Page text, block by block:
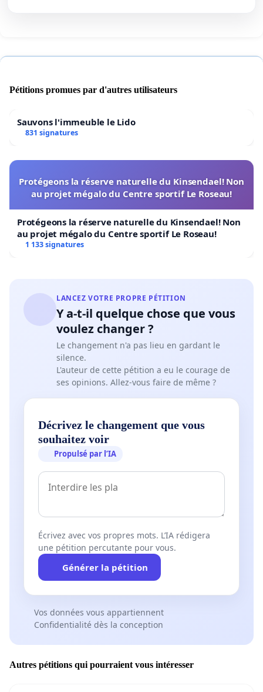
Pétitions promues par d'autres utilisateurs
Sauvons l'immeuble le Lido
831 signatures
Protégeons la réserve naturelle du Kinsendael! Non
au projet mégalo du Centre sportif Le Roseau!
Protégeons la réserve naturelle du Kinsendael! Non
au projet mégalo du Centre sportif Le Roseau!
1 133 signatures
LANCEZ VOTRE PROPRE PÉTITION
Y a-t-il quelque chose que vous
voulez changer ?
Le changement n'a pas lieu en gardant le
silence.
L'auteur de cette pétition a eu le courage de
ses opinions. Allez-vous faire de même ?
Décrivez le changement que vous
souhaitez voir
Propulsé par l’IA
Écrivez avec vos propres mots. L’IA rédigera
une pétition percutante pour vous.
Générer la pétition
Vos données vous appartiennent
Confidentialité dès la conception
Autres pétitions qui pourraient vous intéresser